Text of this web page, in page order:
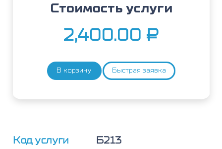
Код услуги
Б213
Стоимость услуги
2,400.00 ₽
Количество
В корзину Быстрая заявка